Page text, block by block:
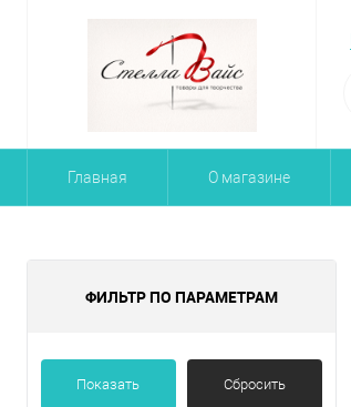
Главная О магазине
ФИЛЬТР ПО ПАРАМЕТРАМ
Показать Сбросить